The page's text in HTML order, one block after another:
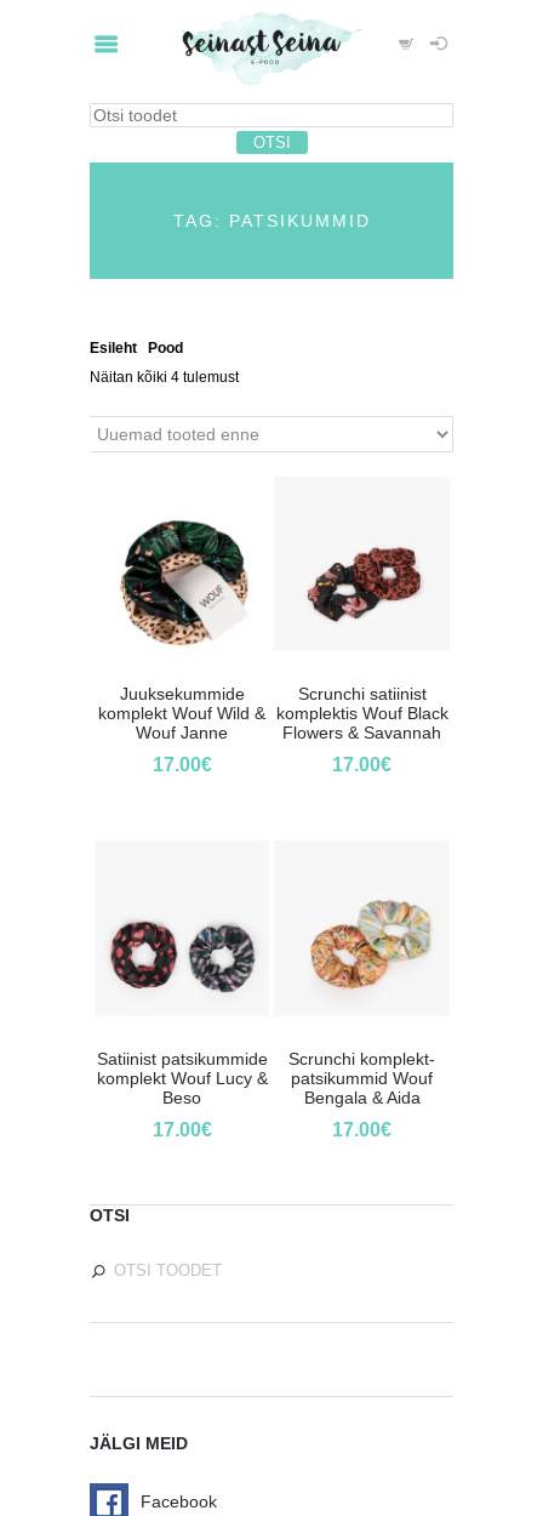
TAG: PATSIKUMMID
Esileht Pood
Näitan kõiki 4 tulemust
Juuksekummide
komplekt Wouf Wild &
Wouf Janne
17.00€
Scrunchi satiinist
komplektis Wouf Black
Flowers & Savannah
17.00€
Satiinist patsikummide
komplekt Wouf Lucy &
Beso
17.00€
Scrunchi komplekt-
patsikummid Wouf
Bengala & Aida
17.00€
OTSI
JÄLGI MEID
Facebook